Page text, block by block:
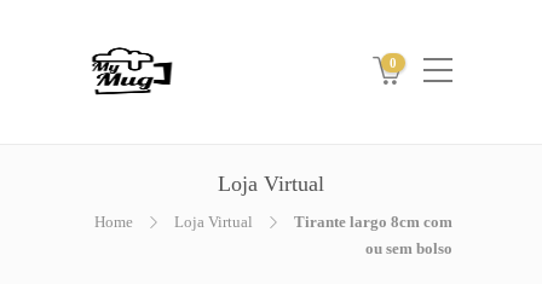
0
Loja Virtual
Home Loja Virtual
Tirante largo 8cm com
ou sem bolso